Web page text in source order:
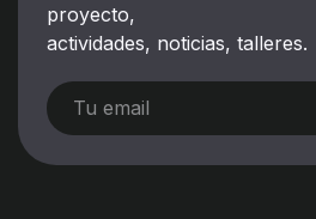
proyecto,
actividades, noticias, talleres.